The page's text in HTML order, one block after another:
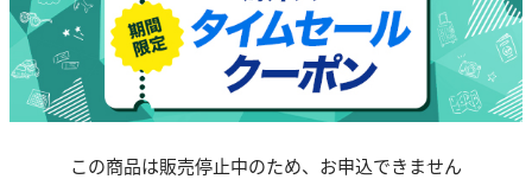
この商品は販売停止中のため、お申込できません